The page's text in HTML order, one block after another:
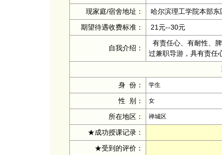
现家庭/宿舍地址：
哈尔滨理工学院本部东
期望待遇收费标准：
21元--30元
自我介绍：
有责任心、有耐性、
过兼职导游，具有责任
身 份：
学生
性 别： 女
所在地区： 禅城区
★成功授课记录：
★受到的评价：